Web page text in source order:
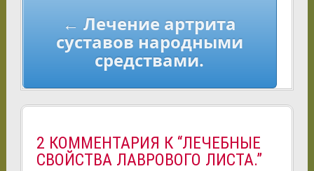
← Лечение артрита
суставов народными
средствами.
2 КОММЕНТАРИЯ К “ЛЕЧЕБНЫЕ
СВОЙСТВА ЛАВРОВОГО ЛИСТА.”